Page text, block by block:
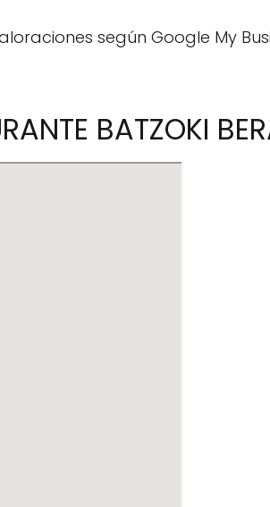
según Google My
BATZOKI